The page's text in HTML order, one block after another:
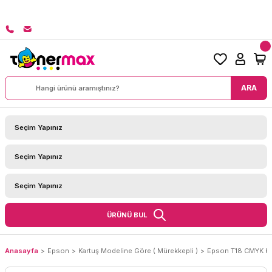
ARA
ÜRÜNÜ BUL
Anasayfa Epson Kartuş Modeline Göre ( Mürekkepli ) Epson T18 CMYK